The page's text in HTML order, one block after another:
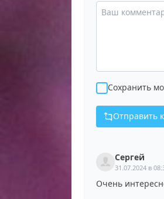
Сохранить
Отправить
Сергей
31.07.2024 в
Очень